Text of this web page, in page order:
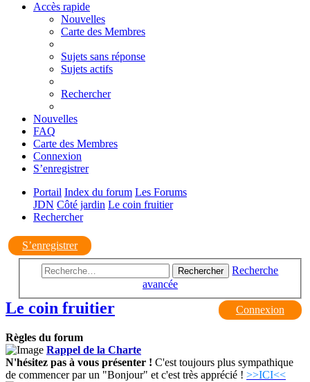
Accès rapide
Nouvelles
Carte des Membres
Sujets sans réponse
Sujets actifs
Rechercher
Nouvelles
FAQ
Carte des Membres
Connexion
S’enregistrer
Portail Index du forum Les Forums
JDN Côté jardin Le coin fruitier
Rechercher
S’enregistrer
Rechercher
Recherche
avancée
Connexion
Le coin fruitier
Règles du forum
Rappel de la Charte
N'hésitez pas à vous présenter ! C'est toujours plus sympathique
de commencer par un "Bonjour" et c'est très apprécié ! >>ICI<<